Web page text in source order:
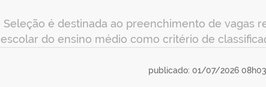
Seleção é destinada ao preenchimento de vagas
escolar do ensino médio como critério de
publicado: 01/07/2026 08h03,